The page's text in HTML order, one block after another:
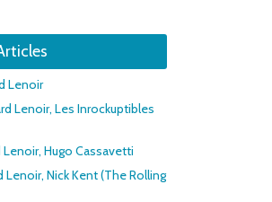
Lenoir
Lenoir, Les Inrockuptibles
Lenoir, Hugo Cassavetti
Lenoir, Nick Kent (The Rolling